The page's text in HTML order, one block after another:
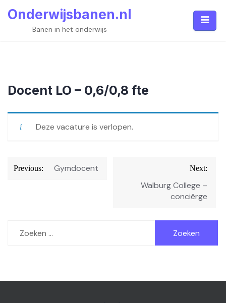
Onderwijsbanen.nl
Banen in het onderwijs
Docent LO – 0,6/0,8 fte
Deze vacature is verlopen.
Bericht
Previous: Gymdocent Next:
Walburg College –
conciërge
naar: